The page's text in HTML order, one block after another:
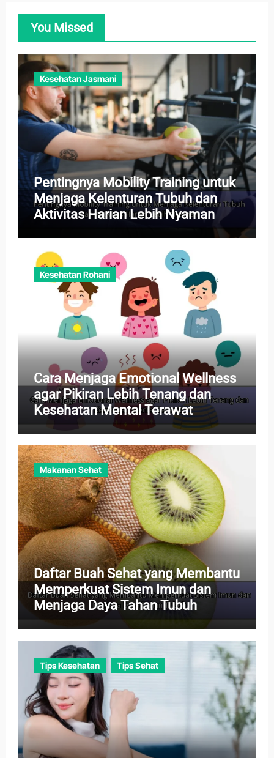
You Missed
Kesehatan Jasmani
Pentingnya Mobility Training untuk
Menjaga Kelenturan Tubuh dan
Aktivitas Harian Lebih Nyaman
Kesehatan Rohani
Cara Menjaga Emotional Wellness
agar Pikiran Lebih Tenang dan
Kesehatan Mental Terawat
Makanan Sehat
Daftar Buah Sehat yang Membantu
Memperkuat Sistem Imun dan
Menjaga Daya Tahan Tubuh
Tips Kesehatan Tips Sehat